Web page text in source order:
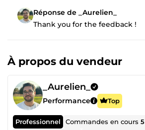
Réponse de _Aurelien_
Thank you for the feedback !
À propos du vendeur
_Aurelien_
Performance Top
Professionnel Commandes en cours5